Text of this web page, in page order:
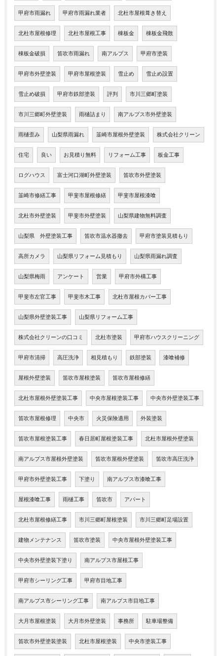
甲府市雨漏れ 甲府市雨漏れ業者 北杜市屋根葺き替え
北杜市屋根修理 北杜市屋根工事 棟板金 棟板金飛散
棟板金破損 笛吹市雨漏れ 南アルプス 甲府市塗装
甲府市外壁塗装 甲府市屋根塗装 雪止め 雪止め設置
雪止め破損 甲府市鉄部塗装 評判 市川三郷町塗装
市川三郷町外壁塗装 雨樋詰まり 南アルプス市外壁塗装
雨樋歪み 山梨県雨漏れ 韮崎市屋根外壁塗装 株式会社クリーン
住宅 良い お見積り無料 リフォーム工事 板金工事
ログハウス 富士河口湖町外壁塗装 笛吹市外壁塗装
韮崎市修繕工事 甲斐市屋根修繕 甲斐市屋根漆喰
北杜市外壁塗装 甲斐市外壁塗装 山梨県建物無料調査
山梨県 外壁塗装工事 笛吹市温水器撤去 甲府市塗装見積もり
高所カメラ 山梨県リフォーム見積もり 山梨県雨漏れ調査
山梨県梅雨 アンケート 営業 甲府市外構工事
甲斐市左官工事 甲斐市木工事 北杜市屋根カバー工事
山梨県外壁塗装工事 山梨県リフォーム工事
株式会社クリーンの口コミ 北杜市塗装 甲府市ハウスクリーニング
甲府市清掃 高圧洗浄 相見積もり 鉄部塗装 漆喰補修
屋根外壁塗装 笛吹市屋根塗装 笛吹市屋根修繕
北杜市屋根外壁塗装工事 中央市屋根塗装工事 中央市外壁塗装工事
笛吹市屋根修理 中央市 火災保険適用 外装塗装
笛吹市屋根塗装工事 春日居町屋根塗装工事 北杜市屋根外壁塗装
南アルプス市屋根外壁塗装 笛吹市屋根外壁塗装 笛吹市高圧洗浄
甲府市外壁塗装工事 下塗り 南アルプス市漆喰工事
屋根漆喰工事 雨樋工事 笛吹市 アパート
北杜市屋根修繕工事 市川三郷町屋根塗装 市川三郷町足場設置
建物メンテナンス 笛吹市塗装 中央市屋根外壁塗装工事
中央市外壁塗装下塗り 南アルプス市屋根工事
甲府市シーリング工事 甲府市目地工事
南アルプス市シーリング工事 南アルプス市目地工事
大月市屋根塗装 大月市外壁塗装 事務所 駐車場整備
笛吹市外壁塗装塗装 北杜市屋根塗装 中央市塗装工事